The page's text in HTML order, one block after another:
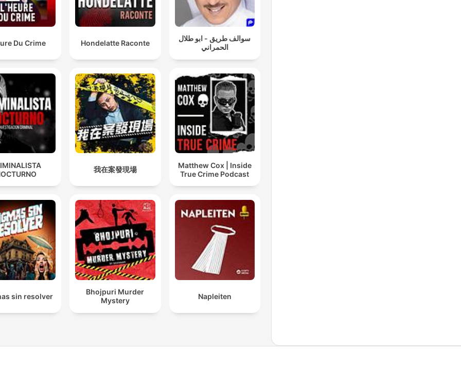
Du Crime Hondelatte Raconte
سوالف طريق - ابو طلال
الحمراني
我在案發現場
Matthew Cox | Inside
True Crime Podcast
sin resolver
Bhojpuri Murder
Mystery
Napleiten